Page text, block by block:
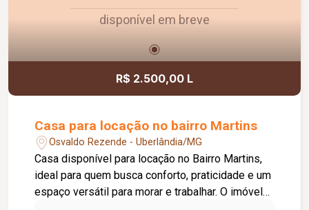
disponível em breve
R$ 2.500,00 L
Casa para locação no bairro Martins
Osvaldo Rezende - Uberlândia/MG
Casa disponível para locação no Bairro Martins,
ideal para quem busca conforto, praticidade e um
espaço versátil para morar e trabalhar. O imóvel